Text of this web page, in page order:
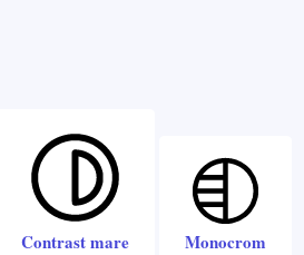
Contrast mare Monocrom